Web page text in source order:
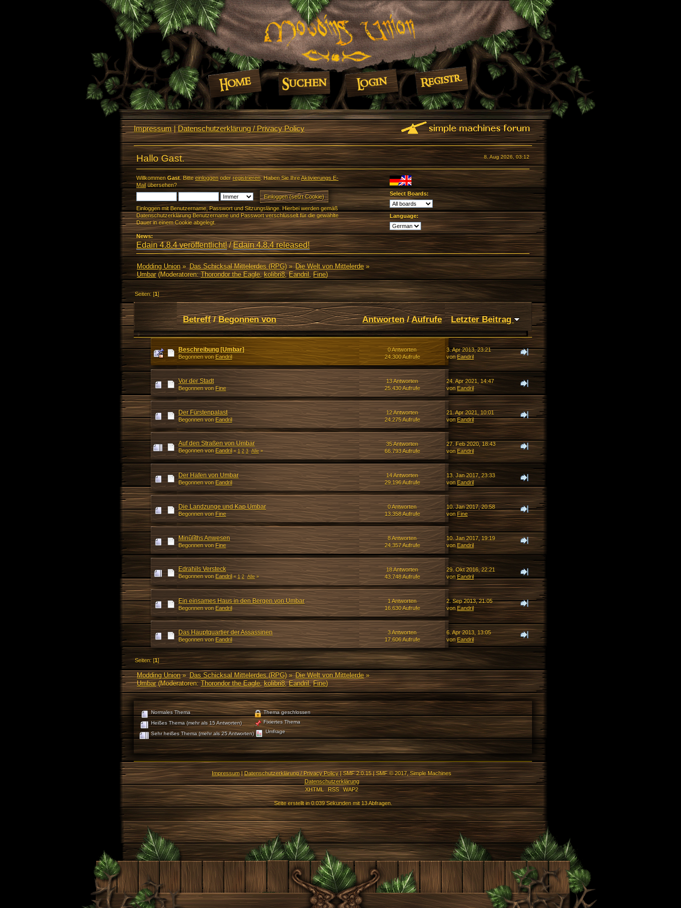
Impressum|Datenschutzerklärung / Privacy Policy
8. Aug 2026, 03:12
Hallo Gast.
Willkommen Gast. Bitte einloggenoderregistrieren. Haben Sie IhreAktivierungs E-
Mailübersehen?
Einloggen mit Benutzername, Passwort und Sitzungslänge. Hierbei werden gemäß
Datenschutzerklärung Benutzername und Passwort verschlüsselt für die gewählte
Dauer in einem Cookie abgelegt.
Select Boards:
Language:
News:
Edain 4.8.4 veröffentlicht!/Edain 4.8.4 released!
Modding Union» Das Schicksal Mittelerdes (RPG)» Die Welt von Mittelerde»
Umbar(Moderatoren:Thorondor the Eagle,kolibri8,Eandril , Fine)
Seiten: [1]
Betreff/Begonnen von Antworten/Aufrufe Letzter Beitrag
Beschreibung [Umbar]
Begonnen von Eandril
0 Antworten
24.300 Aufrufe
3. Apr 2013, 23:21
vonEandril
Vor der Stadt
Begonnen von Fine
13 Antworten
25.430 Aufrufe
24. Apr 2021, 14:47
von Eandril
Der Fürstenpalast
Begonnen von Eandril
12 Antworten
24.275 Aufrufe
21. Apr 2021, 10:01
vonEandril
Auf den Straßen von Umbar
Begonnen von Eandril «1 2 3 Alle»
35 Antworten
66.793 Aufrufe
27. Feb 2020, 18:43
vonEandril
Der Hafen von Umbar
Begonnen von Eandril
14 Antworten
29.196 Aufrufe
13. Jan 2017, 23:33
von Eandril
Die Landzunge und Kap Umbar
Begonnen von Fine
0 Antworten
13.358 Aufrufe
10. Jan 2017, 20:58
vonFine
Minûlîths Anwesen
Begonnen von Fine
8 Antworten
24.357 Aufrufe
10. Jan 2017, 19:19
von Eandril
Edrahils Versteck
Begonnen von Eandril «1 2 Alle»
18 Antworten
43.748 Aufrufe
29. Okt 2016, 22:21
vonEandril
Ein einsames Haus in den Bergen von Umbar
Begonnen von Eandril
1 Antworten
16.630 Aufrufe
2. Sep 2013, 21:05
vonEandril
Das Hauptquartier der Assassinen
Begonnen von Eandril
3 Antworten
17.606 Aufrufe
6. Apr 2013, 13:05
vonEandril
Seiten: [1]
Modding Union» Das Schicksal Mittelerdes (RPG)» Die Welt von Mittelerde»
Umbar(Moderatoren:Thorondor the Eagle,kolibri8,Eandril,Fine)
Normales Thema
Heißes Thema (mehr als 15 Antworten)
Sehr heißes Thema (mehr als 25 Antworten)
Thema geschlossen
Fixiertes Thema
Umfrage
Impressum|Datenschutzerklärung / Privacy Policy|SMF 2.0.15|SMF © 2017,Simple Machines
Datenschutzerklärung
XHTML
RSS WAP2
Seite erstellt in 0.039 Sekunden mit 13 Abfragen.